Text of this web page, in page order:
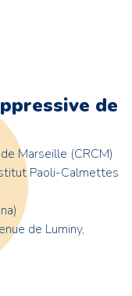
de
Marseille (CRCM)
Paoli-Calmettes
de Luminy,